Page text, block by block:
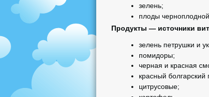
зелень;
плоды
Продукты — источники
зелень петрушки и
помидоры;
черная и красная
красный болгарский
цитрусовые;